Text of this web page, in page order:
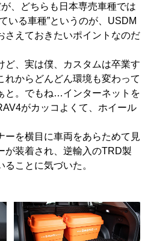
、どちらも日本専売車種では
いる車種”というのが、USDM
さえておきたいポイントなのだ
ど、実は僕、カスタムは卒業す
れからどんどん環境も変わって
と。でもね…インターネットを
がカッコよくて、ホイール
ーを横目に車両をあらためて見
装着され、逆輸入のTRD製
ことに気づいた。